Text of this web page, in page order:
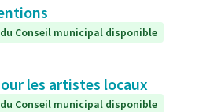
du Conseil municipal disponible
les artistes locaux
du Conseil municipal disponible